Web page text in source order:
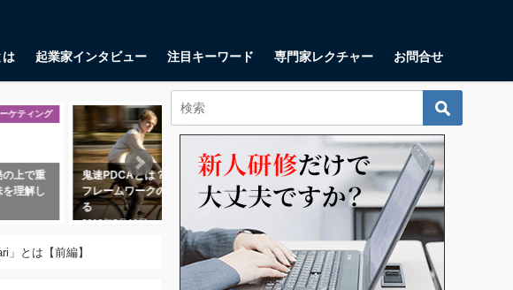
は 起業家インタビュー 注目キーワード 専門家レクチャー お問合せ
ケティング
の上で重
理解し
ビジネススキル
鬼速PDCAとは？ 爆速で前進する
フレームワークの＜仕組み＞に迫
る
2018年8月11日
マーケティング
カスタマージャーニーとは？顧客
の「変化」に着目するマーケティ
ング手法
」とは【前編】